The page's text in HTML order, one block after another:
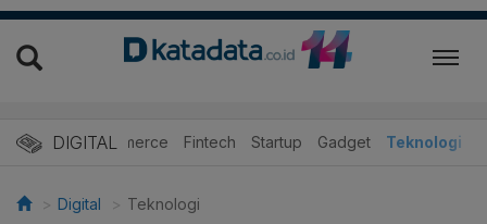
DIGITAL
E-Commerce Fintech Startup Gadget Teknologi
Digital Teknologi